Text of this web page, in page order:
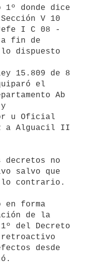
donde dice
V 10
I C 08 -
fin de
dispuesto
15.809 de 8
el
Ab
u Oficial
a Alguacil II
salvo que
lo contrario.
de la
del Decreto
desde